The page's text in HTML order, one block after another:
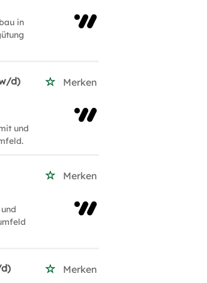
in
d) Merken
und
Merken
Merken